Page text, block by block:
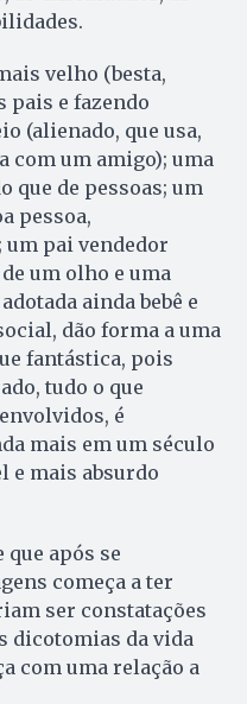
velho (besta,
pais e fazendo
(alienado, que usa,
com um amigo); uma
que de pessoas; um
pessoa,
pai vendedor
um olho e uma
ainda bebê e
dão forma a uma
fantástica, pois
tudo o que
é
mais em um século
e mais absurdo
que após se
começa a ter
ser constatações
dicotomias da vida
com uma relação a